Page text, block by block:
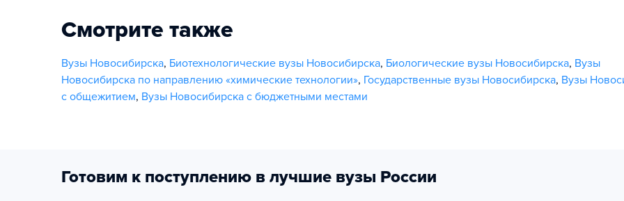
Смотрите также
Вузы Новосибирска, Биотехнологические вузы Новосибирска, Биологические вузы Новосибирска, Вузы
Новосибирска по направлению «химические технологии», Государственные вузы Новосибирска, Вузы
с общежитием, Вузы Новосибирска с бюджетными местами
Готовим к поступлению в лучшие вузы России